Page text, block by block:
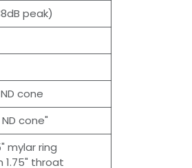
peak)
ND cone
ND cone"
mylar ring
1.75" throat